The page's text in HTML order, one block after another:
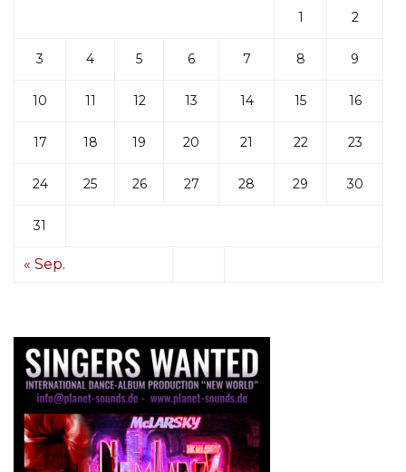
1 2
3 4 5 6 7 8 9
10 11 12 13 14 15 16
17 18 19 20 21 22 23
24 25 26 27 28 29 30
31
« Sep.